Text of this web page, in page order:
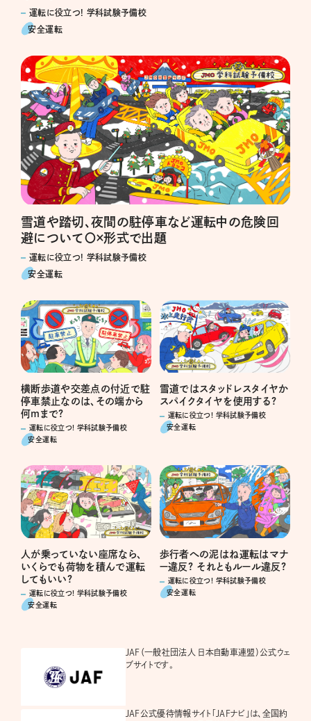
運転に役立つ! 学科試験予備校
安全運転
雪道や踏切、夜間の駐停車など運転中の危険回
避について〇×形式で出題
運転に役立つ! 学科試験予備校
安全運転
横断歩道や交差点の付近で駐
停車禁止なのは、その端から
何mまで?
運転に役立つ! 学科試験予備校
安全運転
雪道ではスタッドレスタイヤか
スパイクタイヤを使用する?
運転に役立つ! 学科試験予備校
安全運転
人が乗っていない座席なら、
いくらでも荷物を積んで運転
してもいい?
運転に役立つ! 学科試験予備校
安全運転
歩行者への泥はね運転はマナ
ー違反? それともルール違反?
運転に役立つ! 学科試験予備校
安全運転
JAF（一般社団法人 日本自動車連盟）公式ウェ
ブサイトです。
JAF公式優待情報サイト「JAFナビ」は、全国約